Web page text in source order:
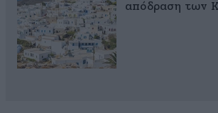
απόδραση των